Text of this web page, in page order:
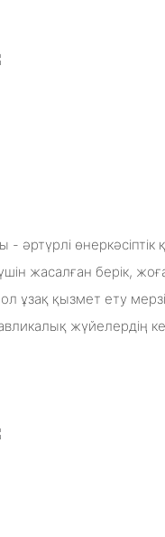
әртүрлі
жасалған берік,
ұзақ қызмет ету
жүйелердің